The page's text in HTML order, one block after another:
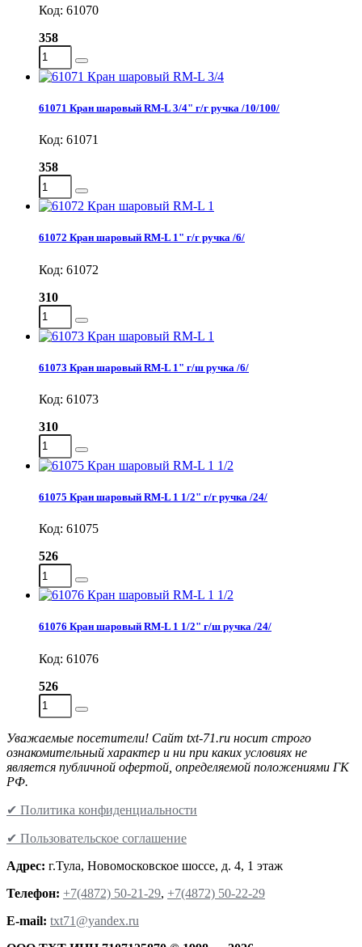
Код: 61070
358
61071 Кран шаровый RM-L 3/4" г/г ручка /10/100/
Код: 61071
358
61072 Кран шаровый RM-L 1" г/г ручка /6/
Код: 61072
310
61073 Кран шаровый RM-L 1" г/ш ручка /6/
Код: 61073
310
61075 Кран шаровый RM-L 1 1/2" г/г ручка /24/
Код: 61075
526
61076 Кран шаровый RM-L 1 1/2" г/ш ручка /24/
Код: 61076
526
Уважаемые посетители! Сайт txt-71.ru носит строго
ознакомительный характер и ни при каких условиях не
является публичной офертой, определяемой положениями ГК
РФ.
✔ Политика конфиденциальности
✔ Пользовательское соглашение
Адрес: г.Тула, Новомосковское шоссе, д. 4, 1 этаж
Телефон: +7(4872) 50-21-29, +7(4872) 50-22-29
Е-mail: txt71@yandex.ru